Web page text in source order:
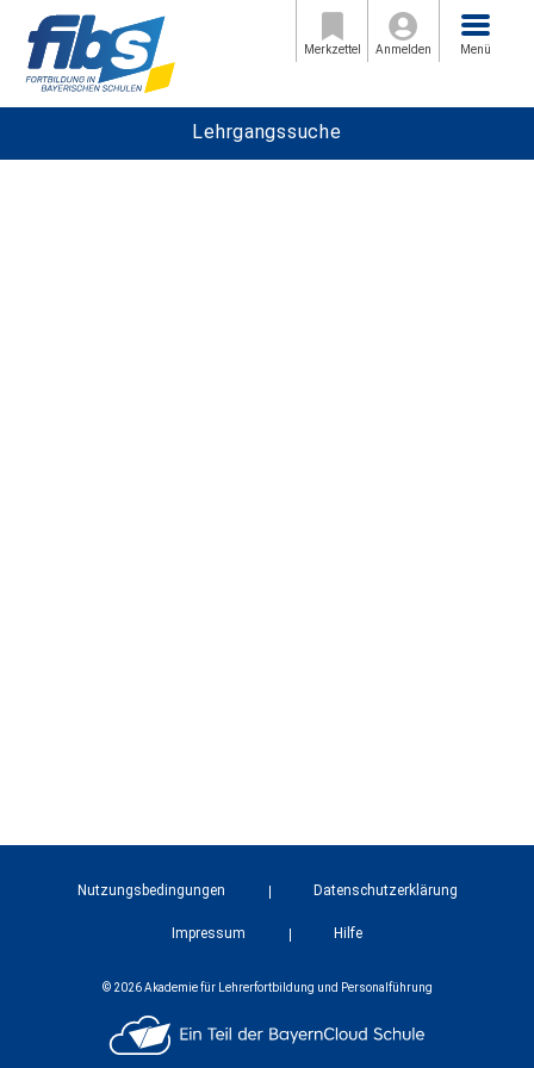
Merkzettel Anmelden
Menü
Menü
Lehrgangssuche
Nutzungsbedingungen Datenschutzerklärung
Impressum Hilfe
© 2026 Akademie für Lehrerfortbildung und Personalführung